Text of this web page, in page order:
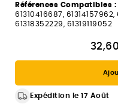
Références Compatibles :
61310416687, 61314157962,
61318352229, 61319119052
Expédition le 17 Août